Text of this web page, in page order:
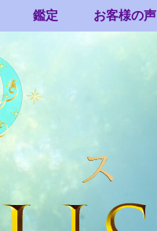
鑑定 お客様の声